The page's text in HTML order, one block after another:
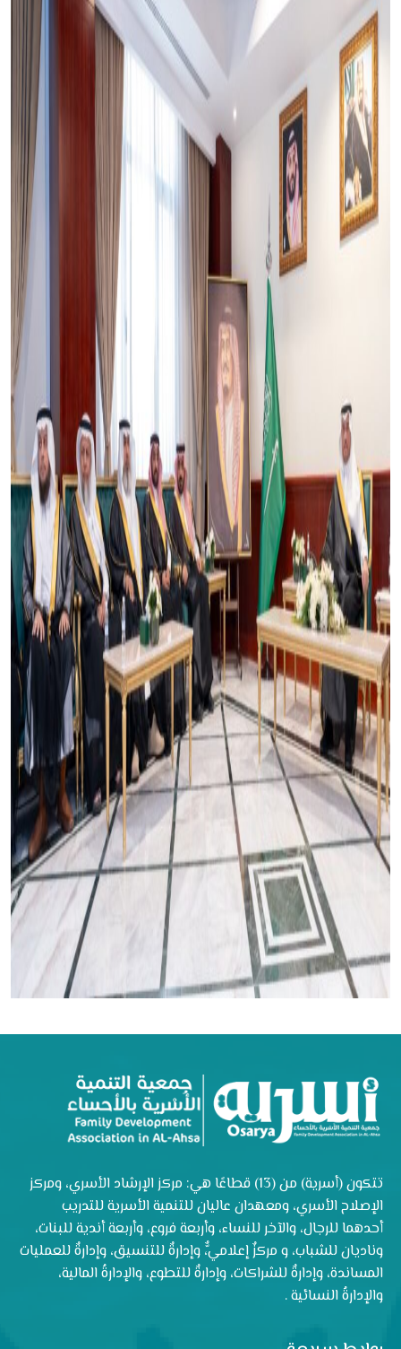
تتكون (أسرية) من (13) قطاعًا هي: مركز الإرشاد الأسري، ومركز
الإصلاح الأسري، ومعهدان عاليان للتنمية الأسرية للتدريب
أحدهما للرجال، والآخر للنساء، وأربعة فروع، وأربعة أندية للبنات،
وناديان للشباب، و مركزٌ إعلاميٌّ، وإدارةٌ للتنسيق، وإدارةٌ للعمليات
المساندة، وإدارةٌ للشراكات، وإدارةٌ للتطوع، والإدارةُ المالية،
والإدارةُ النسائية .